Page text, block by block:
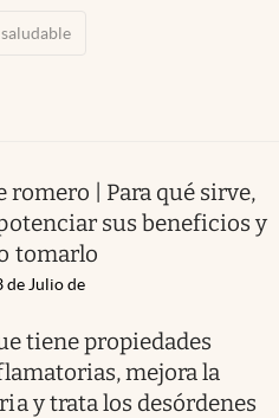
romero | Para qué sirve,
sus beneficios y
tomarlo
de Julio de
tiene propiedades
mejora la
y trata los desórdenes